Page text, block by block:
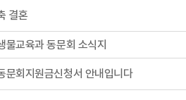
결혼
물교육과 동문회 소식지
문회지원금신청서 안내입니다